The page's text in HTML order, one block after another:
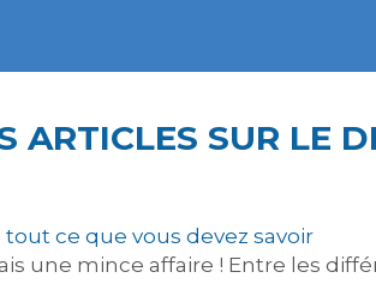
ARTICLES SUR LE
ce que vous devez savoir
une mince affaire ! Entre les